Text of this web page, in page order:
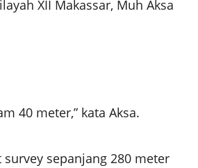
XII Makassar, Muh Aksa
40 meter,” kata Aksa.
sepanjang 280 meter